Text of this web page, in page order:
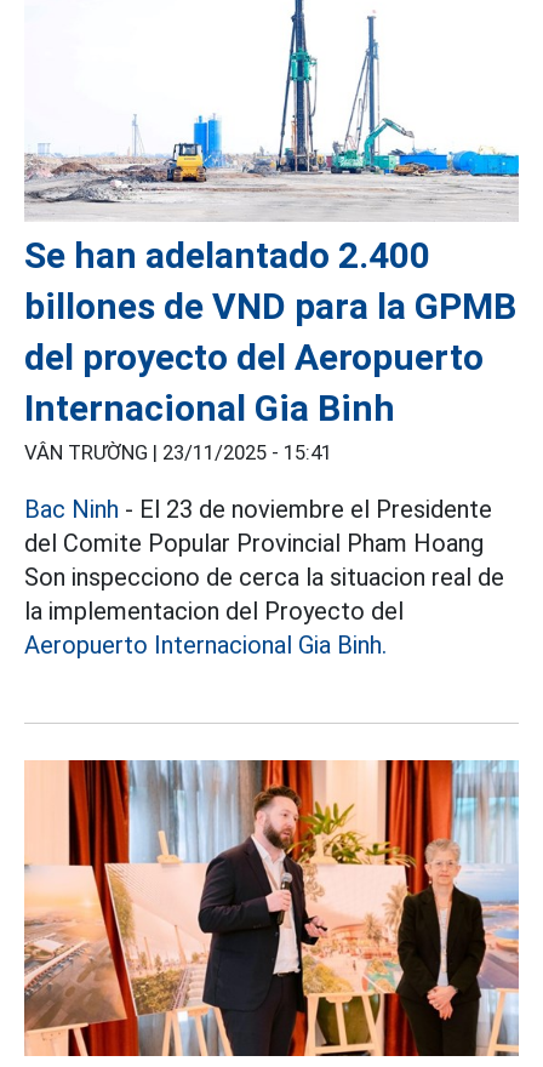
Se han adelantado 2.400
billones de VND para la GPMB
del proyecto del Aeropuerto
Internacional Gia Binh
VÂN TRƯỜNG | 23/11/2025 - 15:41
Bac Ninh - El 23 de noviembre el Presidente
del Comite Popular Provincial Pham Hoang
Son inspecciono de cerca la situacion real de
la implementacion del Proyecto del
Aeropuerto Internacional Gia Binh.